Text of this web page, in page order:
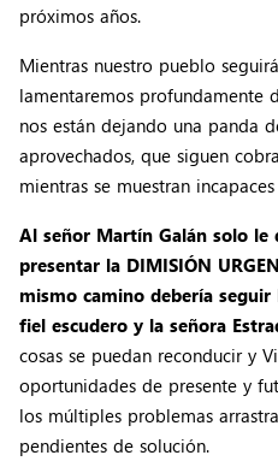
próximos años.
Mientras nuestro pueblo
lamentaremos profundamente
nos están dejando una panda
aprovechados, que siguen
mientras se muestran
Al señor Martín Galán solo le
presentar la DIMISIÓN
mismo camino debería seguir
fiel escudero y la señora
cosas se puedan reconducir y
oportunidades de presente y
los múltiples problemas
pendientes de solución.